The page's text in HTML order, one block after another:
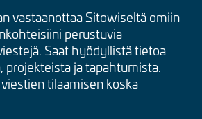
vastaanottaa Sitowiseltä omiin
perustuvia
Saat hyödyllistä tietoa
projekteista ja tapahtumista.
tilaamisen koska